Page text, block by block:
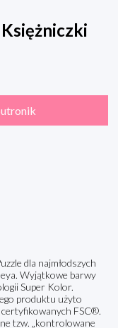
dla najmłodszych
Wyjątkowe barwy
Super Kolor.
produktu użyto
certyfikowanych FSC®.
tzw. „kontrolowane